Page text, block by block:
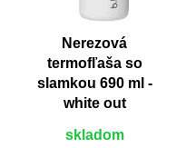
Nerezová
termofľaša so
slamkou 690 ml -
white out
skladom